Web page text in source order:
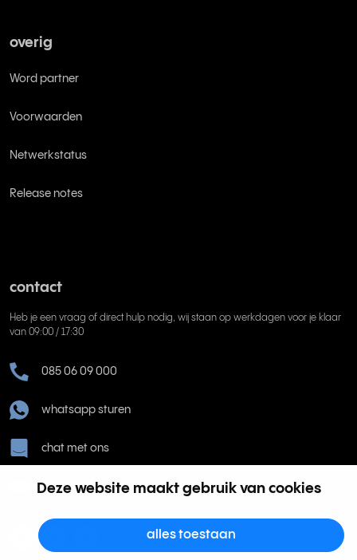
Deze website maakt gebruik van cookies
alles toestaan
overig
Word partner
Voorwaarden
Netwerkstatus
Release notes
contact
Heb je een vraag of direct hulp nodig, wij staan op werkdagen voor je klaar
van 09:00 / 17:30
085 06 09 000
whatsapp sturen
chat met ons
help@rinkel.nl